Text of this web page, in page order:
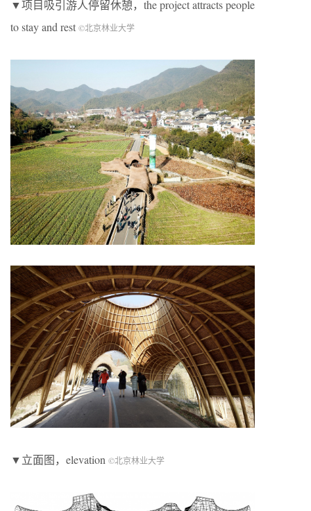
▼项目吸引游人停留休憩，the project attracts people
to stay and rest ©北京林业大学
▼立面图，elevation ©北京林业大学